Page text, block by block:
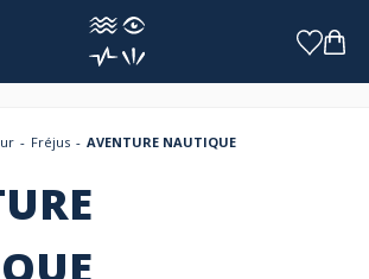
des cookies
Fréjus AVENTURE NAUTIQUE